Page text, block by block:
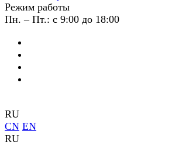
Режим работы
Пн. – Пт.: с 9:00 до 18:00
RU
CN EN
RU